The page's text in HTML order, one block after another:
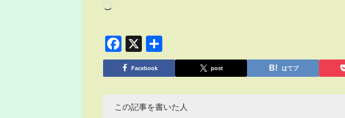
Facebook
X
有
Facebook post はてブ
この記事を書いた人